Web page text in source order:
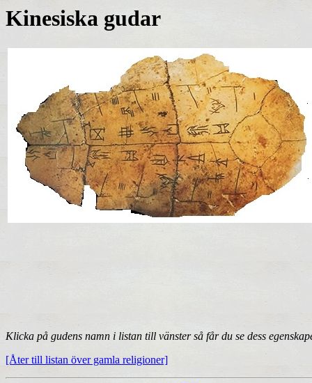
Kinesiska gudar
Klicka på gudens namn i listan till vänster så får du se dess
[Åter till listan över gamla religioner]